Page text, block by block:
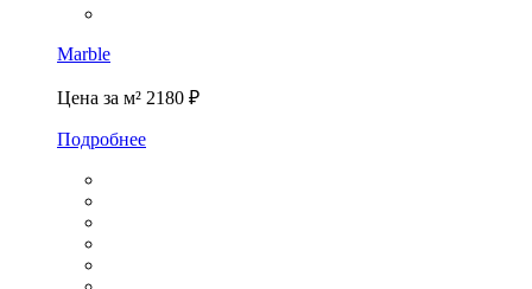
Marble
Цена за м² 2180 ₽
Подробнее